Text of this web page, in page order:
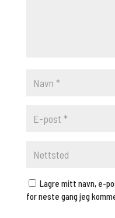
Lagre mitt navn, e-
for neste gang jeg